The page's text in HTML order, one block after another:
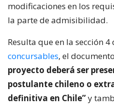
modificaciones en los
la parte de admisibilidad.
Resulta que en la sección 4
concursables, el
proyecto deberá ser
postulante chileno o
definitiva en Chile”y